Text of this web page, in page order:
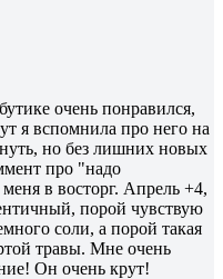
очень понравился,
я вспомнила про него на
но без лишних новых
про "надо
в восторг. Апрель +4,
порой чувствую
соли, а порой такая
травы. Мне очень
Он очень крут!